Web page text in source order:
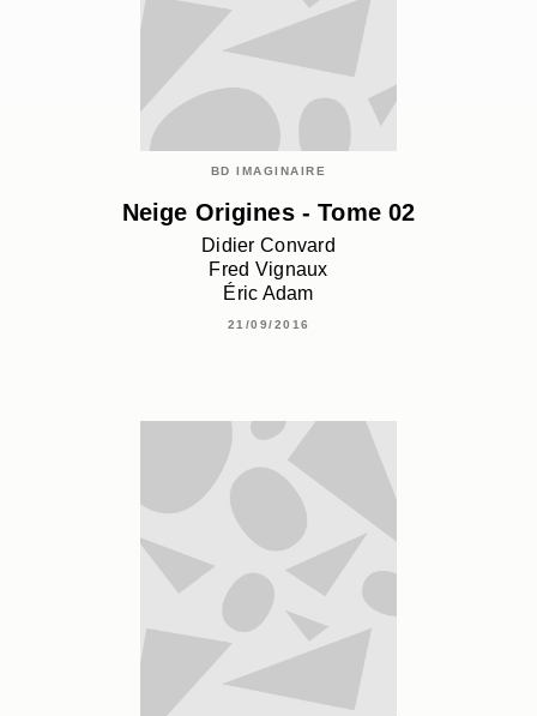
BD IMAGINAIRE
Neige Origines - Tome 02
Didier Convard
Fred Vignaux
Éric Adam
21/09/2016